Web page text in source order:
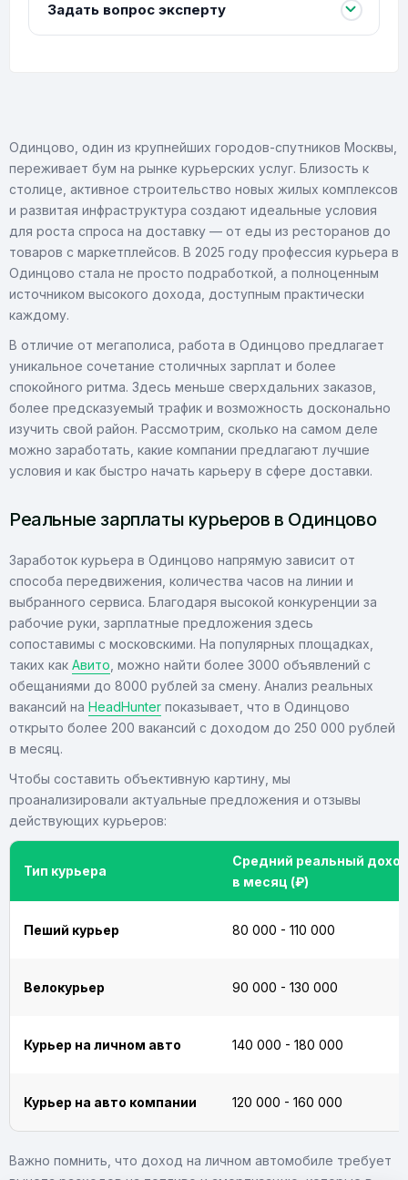
Задать вопрос эксперту
Одинцово, один из крупнейших городов-спутников Москвы,
переживает бум на рынке курьерских услуг. Близость к
столице, активное строительство новых жилых комплексов
и развитая инфраструктура создают идеальные условия
для роста спроса на доставку — от еды из ресторанов до
товаров с маркетплейсов. В 2025 году профессия курьера в
Одинцово стала не просто подработкой, а полноценным
источником высокого дохода, доступным практически
каждому.
В отличие от мегаполиса, работа в Одинцово предлагает
уникальное сочетание столичных зарплат и более
спокойного ритма. Здесь меньше сверхдальних заказов,
более предсказуемый трафик и возможность досконально
изучить свой район. Рассмотрим, сколько на самом деле
можно заработать, какие компании предлагают лучшие
условия и как быстро начать карьеру в сфере доставки.
Реальные зарплаты курьеров в Одинцово
Заработок курьера в Одинцово напрямую зависит от
способа передвижения, количества часов на линии и
выбранного сервиса. Благодаря высокой конкуренции за
рабочие руки, зарплатные предложения здесь
сопоставимы с московскими. На популярных площадках,
таких как Авито , можно найти более 3000 объявлений с
обещаниями до 8000 рублей за смену. Анализ реальных
вакансий на HeadHunter показывает, что в Одинцово
открыто более 200 вакансий с доходом до 250 000 рублей
в месяц.
Чтобы составить объективную картину, мы
проанализировали актуальные предложения и отзывы
действующих курьеров:
Тип курьера
Средний реальный
в месяц (₽)
Пеший курьер 80 000 - 110 000
Велокурьер 90 000 - 130 000
Курьер на личном авто 140 000 - 180 000
Курьер на авто компании 120 000 - 160 000
Важно помнить, что доход на личном автомобиле требует